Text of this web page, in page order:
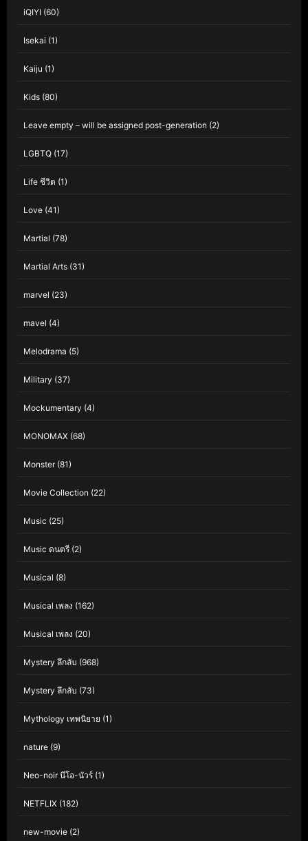
iQIYI (60)
Isekai (1)
Kaiju (1)
Kids (80)
Leave empty – will be assigned post-generation (2)
LGBTQ (17)
Life ชีวิต (1)
Love (41)
Martial (78)
Martial Arts (31)
marvel (23)
mavel (4)
Melodrama (5)
Military (37)
Mockumentary (4)
MONOMAX (68)
Monster(81)
Movie Collection (22)
Music (25)
Music ดนตรี (2)
Musical (8)
Musical เพลง (162)
Musical เพลง (20)
Mystery ลึกลับ (968)
Mystery ลึกลับ (73)
Mythology เทพนิยาย (1)
nature (9)
Neo-noir นีโอ-นัวร์ (1)
NETFLIX (182)
new-movie (2)